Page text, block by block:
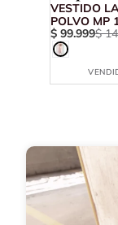
VESTIDO
POLVO MP
$ 99.999$